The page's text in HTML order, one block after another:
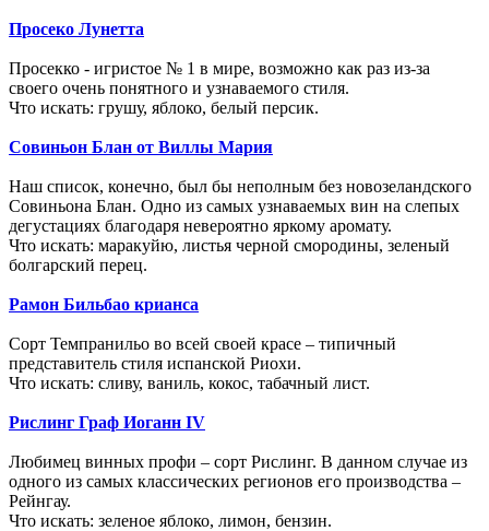
Просеко Лунетта
Просекко - игристое № 1 в мире, возможно как раз из-за
своего очень понятного и узнаваемого стиля.
Что искать: грушу, яблоко, белый персик.
Совиньон Блан от Виллы Мария
Наш список, конечно, был бы неполным без новозеландского
Совиньона Блан. Одно из самых узнаваемых вин на слепых
дегустациях благодаря невероятно яркому аромату.
Что искать: маракуйю, листья черной смородины, зеленый
болгарский перец.
Рамон Бильбао крианса
Сорт Темпранильо во всей своей красе – типичный
представитель стиля испанской Риохи.
Что искать: сливу, ваниль, кокос, табачный лист.
Рислинг Граф Иоганн IV
Любимец винных профи – сорт Рислинг. В данном случае из
одного из самых классических регионов его производства –
Рейнгау.
Что искать: зеленое яблоко, лимон, бензин.